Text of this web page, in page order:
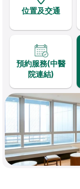
位置及交通
預約服務(中醫
院連結)